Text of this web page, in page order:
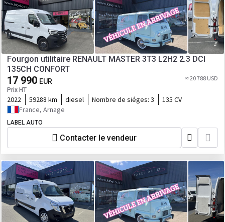
Fourgon utilitaire RENAULT MASTER 3T3 L2H2 2.3 DCI
135CH CONFORT
17 990 EUR
Prix HT
≈ 20 788 USD
2022 59288 km diesel Nombre de siéges: 3
135 CV
France, Arnage
LABEL AUTO
Contacter le vendeur